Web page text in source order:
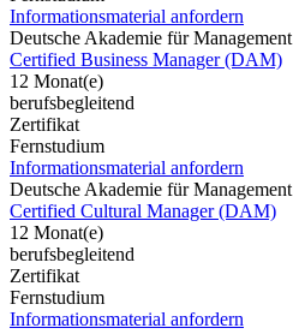
Informationsmaterial anfordern
Deutsche Akademie für Management
Certified Business Manager (DAM)
12 Monat(e)
berufsbegleitend
Zertifikat
Fernstudium
Informationsmaterial anfordern
Deutsche Akademie für Management
Certified Cultural Manager (DAM)
12 Monat(e)
berufsbegleitend
Zertifikat
Fernstudium
Informationsmaterial anfordern